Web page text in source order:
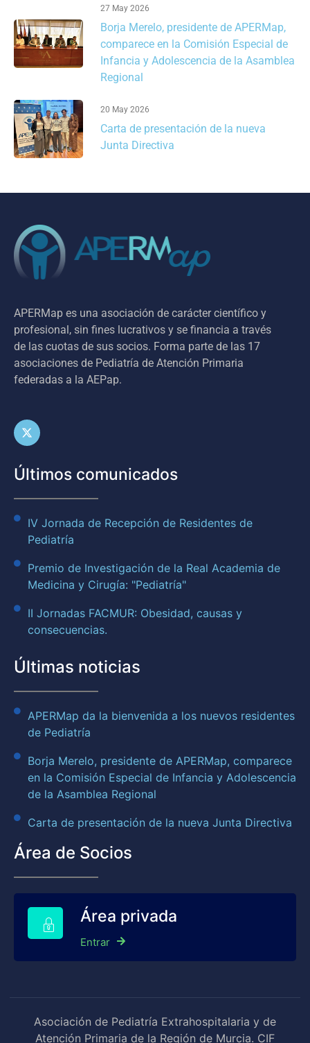
27 May 2026
Borja Merelo, presidente de APERMap,
comparece en la Comisión Especial de
Infancia y Adolescencia de la Asamblea
Regional
20 May 2026
Carta de presentación de la nueva
Junta Directiva
APERMap es una asociación de carácter científico y
profesional, sin fines lucrativos y se financia a través
de las cuotas de sus socios. Forma parte de las 17
asociaciones de Pediatría de Atención Primaria
federadas a la AEPap.
Últimos comunicados
IV Jornada de Recepción de Residentes de
Pediatría
Premio de Investigación de la Real Academia de
Medicina y Cirugía: "Pediatría"
II Jornadas FACMUR: Obesidad, causas y
consecuencias.
Últimas noticias
APERMap da la bienvenida a los nuevos residentes
de Pediatría
Borja Merelo, presidente de APERMap, comparece
en la Comisión Especial de Infancia y Adolescencia
de la Asamblea Regional
Carta de presentación de la nueva Junta Directiva
Área de Socios
Área privada
Entrar
Asociación de Pediatría Extrahospitalaria y de
Atención Primaria de la Región de Murcia. CIF